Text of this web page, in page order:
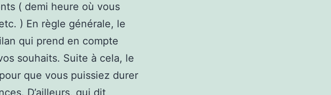
( demi heure où vous
) En règle générale, le
qui prend en compte
souhaits. Suite à cela, le
que vous puissiez durer
D’ailleurs, qui dit